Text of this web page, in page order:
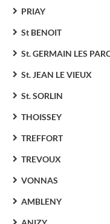
PRIAY
St BENOIT
St. GERMAIN LES
St. JEAN LE VIEUX
St. SORLIN
THOISSEY
TREFFORT
TREVOUX
VONNAS
AMBLENY